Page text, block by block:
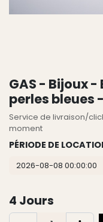
GAS - Bijoux
perles bleues -
Service de livraison/
moment
PÉRIODE DE
4 Jours